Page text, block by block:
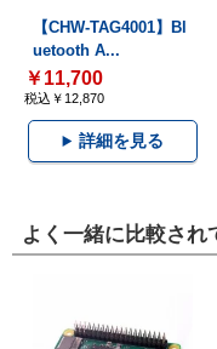
【CHW-TAG4001】Bl
uetooth A...
￥11,700
税込￥12,870
詳細を見る
よく一緒に比較され